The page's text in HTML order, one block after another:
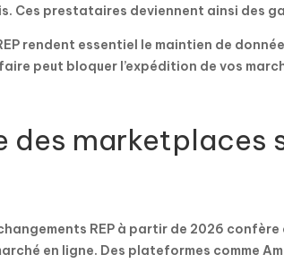
Ces prestataires deviennent ainsi des
rendent essentiel le maintien de
peut bloquer l’expédition de vos
des marketplaces
REP à partir de 2026
en ligne. Des plateformes comme